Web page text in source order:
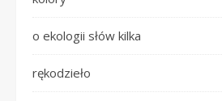
o ekologii słów kilka
rękodzieło